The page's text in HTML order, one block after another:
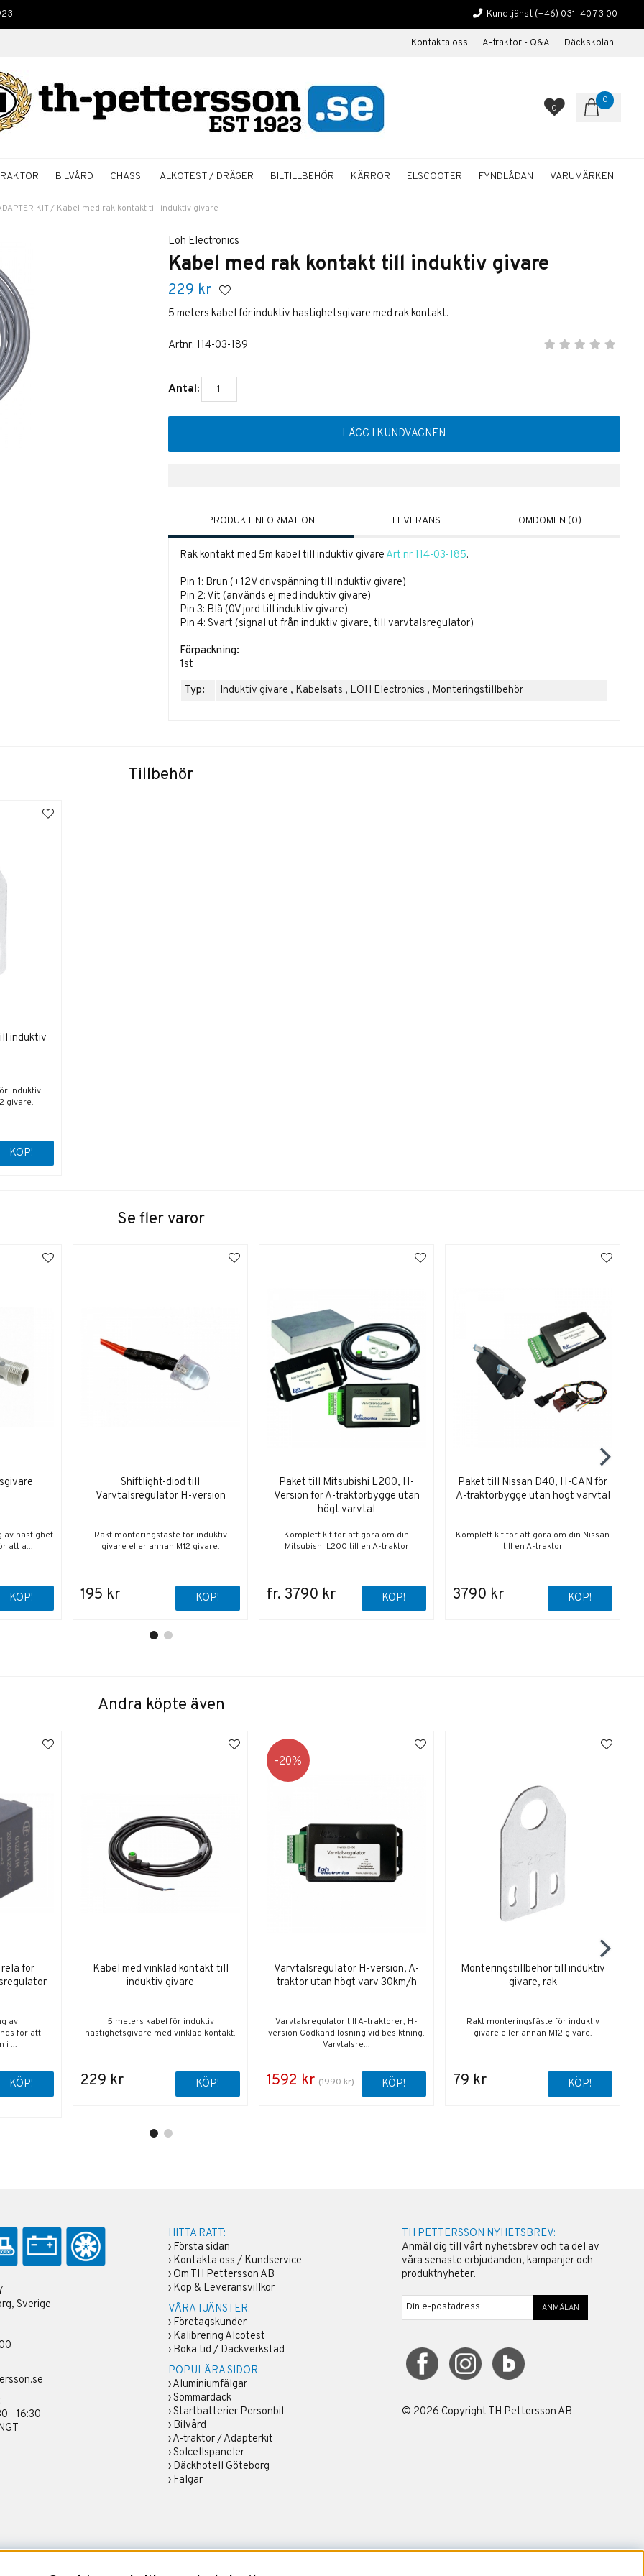
Kundtjänst (+46) 031-40 73 00
Kontakta oss A-traktor - Q&A Däckskolan
0
0
BILVÅRD CHASSI ALKOTEST / DRÄGER BILTILLBEHÖR KÄRROR ELSCOOTER FYNDLÅDAN VARUMÄRKEN
KIT/ Kabel med rak kontakt till induktiv givare
Loh Electronics
Kabel med rak kontakt till induktiv givare
229 kr
5 meters kabel för induktiv hastighetsgivare med rak kontakt.
Artnr: 114-03-189
Antal:
LÄGG I KUNDVAGNEN
PRODUKTINFORMATION
Rak kontakt med 5m kabel till induktiv givare Art.nr 114-03-185.
Pin 1: Brun (+12V drivspänning till induktiv givare)
Pin 2: Vit (används ej med induktiv givare)
Pin 3: Blå (0V jord till induktiv givare)
Pin 4: Svart (signal ut från induktiv givare, till varvtalsregulator)
Förpackning:
1st
Typ:
Induktiv givare , Kabelsats , LOH Electronics , Monteringstillbehör
LEVERANS OMDÖMEN (0)
Tillbehör
induktiv
induktiv
givare.
KÖP!
Se fler varor
av hastighet
att a...
KÖP!
Shiftlight-diod till
Varvtalsregulator H-version
Rakt monteringsfäste för induktiv
givare eller annan M12 givare.
195 kr KÖP!
Paket till Mitsubishi L200, H-
Version för A-traktorbygge utan
högt varvtal
Komplett kit för att göra om din
Mitsubishi L200 till en A-traktor
fr. 3790 kr KÖP!
Paket till Nissan D40, H-CAN för
A-traktorbygge utan högt varvtal
Komplett kit för att göra om din Nissan
till en A-traktor
3790 kr KÖP!
Andra köpte även
för
av
för att
i ...
KÖP!
Kabel med vinklad kontakt till
induktiv givare
5 meters kabel för induktiv
hastighetsgivare med vinklad kontakt.
229 kr KÖP!
20
Varvtalsregulator H-version, A-
traktor utan högt varv 30km/h
Varvtalsregulator till A-traktorer, H-
version Godkänd lösning vid besiktning.
Varvtalsre...
1592 kr (1990 kr) KÖP!
Monteringstillbehör till induktiv
givare, rak
Rakt monteringsfäste för induktiv
givare eller annan M12 givare.
79 kr KÖP!
Sverige
- 16:30
HITTA RÄTT:
› Första sidan
› Kontakta oss / Kundservice
› Om TH Pettersson AB
› Köp & Leveransvillkor
VÅRA TJÄNSTER:
› Företagskunder
› Kalibrering Alcotest
› Boka tid / Däckverkstad
POPULÄRA SIDOR:
›Aluminiumfälgar
›Sommardäck
›Startbatterier Personbil
› Bilvård
›A-traktor / Adapterkit
›Solcellspaneler
› Däckhotell Göteborg
› Fälgar
TH PETTERSSON NYHETSBREV:
Anmäl dig till vårt nyhetsbrev och ta del av
våra senaste erbjudanden, kampanjer och
produktnyheter.
ANMÄLAN
© 2026 Copyright TH Pettersson AB